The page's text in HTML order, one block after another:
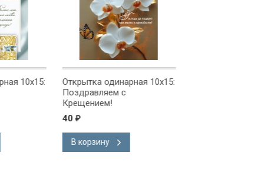
10x15:
Открытка одинарная 10x15:
Поздравляем с
Крещением!
40₽
В корзину